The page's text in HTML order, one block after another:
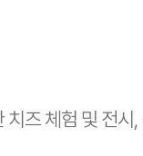
즈 체험 및 전시